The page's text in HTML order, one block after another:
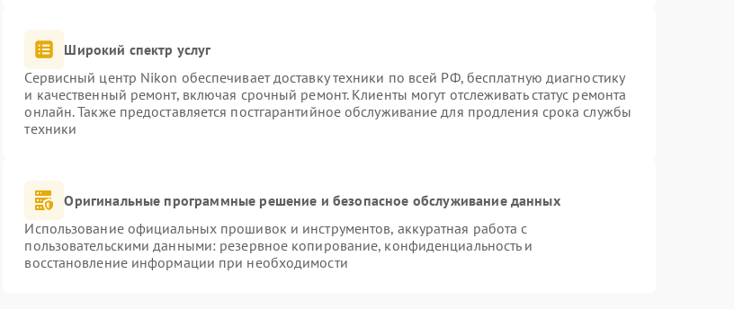
Широкий спектр услуг
Сервисный центр Nikon обеспечивает доставку техники по всей РФ, бесплатную диагностику
и качественный ремонт, включая срочный ремонт. Клиенты могут отслеживать статус ремонта
онлайн. Также предоставляется постгарантийное обслуживание для продления срока службы
техники
Оригинальные программные решение и безопасное обслуживание данных
Использование официальных прошивок и инструментов, аккуратная работа с
пользовательскими данными: резервное копирование, конфиденциальность и
восстановление информации при необходимости